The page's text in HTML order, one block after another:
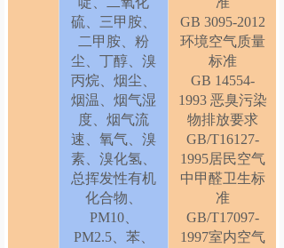
硫、三甲胺、
二甲胺、粉
尘、丁醇、溴
丙烷、烟尘、
烟温、烟气湿
度、烟气流
速、氧气、溴
素、溴化氢、
总挥发性有机
化合物、
PM10、
PM2.5、苯、
GB 3095-2012
环境空气质量
标准
GB 14554-
1993 恶臭污染
物排放要求
GB/T16127-
1995居民空气
中甲醛卫生标
准
GB/T17097-
1997室内空气